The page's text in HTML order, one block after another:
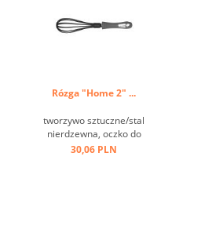
Rózga "Home 2" ...
tworzywo sztuczne/stal
nierdzewna, oczko do
zawieszenia, czarna ...
30,06 PLN